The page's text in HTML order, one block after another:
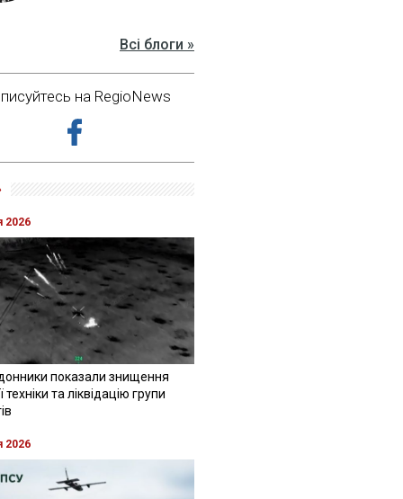
Всі блоги »
на RegioNews
2026
показали знищення
та ліквідацію групи
2026